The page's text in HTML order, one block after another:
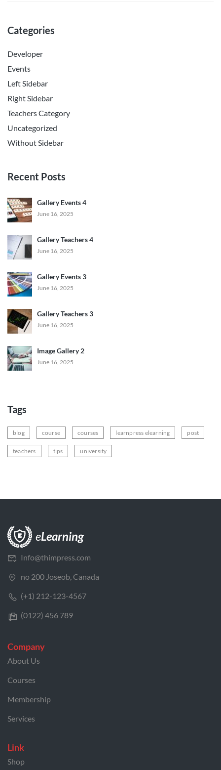
Categories
Developer
Events
Left Sidebar
Right Sidebar
Teachers Category
Uncategorized
Without Sidebar
Recent Posts
Gallery Events 4
June 16, 2025
Gallery Teachers 4
June 16, 2025
Gallery Events 3
June 16, 2025
Gallery Teachers 3
June 16, 2025
Image Gallery 2
June 16, 2025
Tags
blog course courses learnpress elearning post
teachers tips university
Info@thimpress.com
no 200 Joseob, Canada
(+1) 212-123-4567
(0122) 456 789
Company
About Us
Courses
Membership
Services
Link
Shop